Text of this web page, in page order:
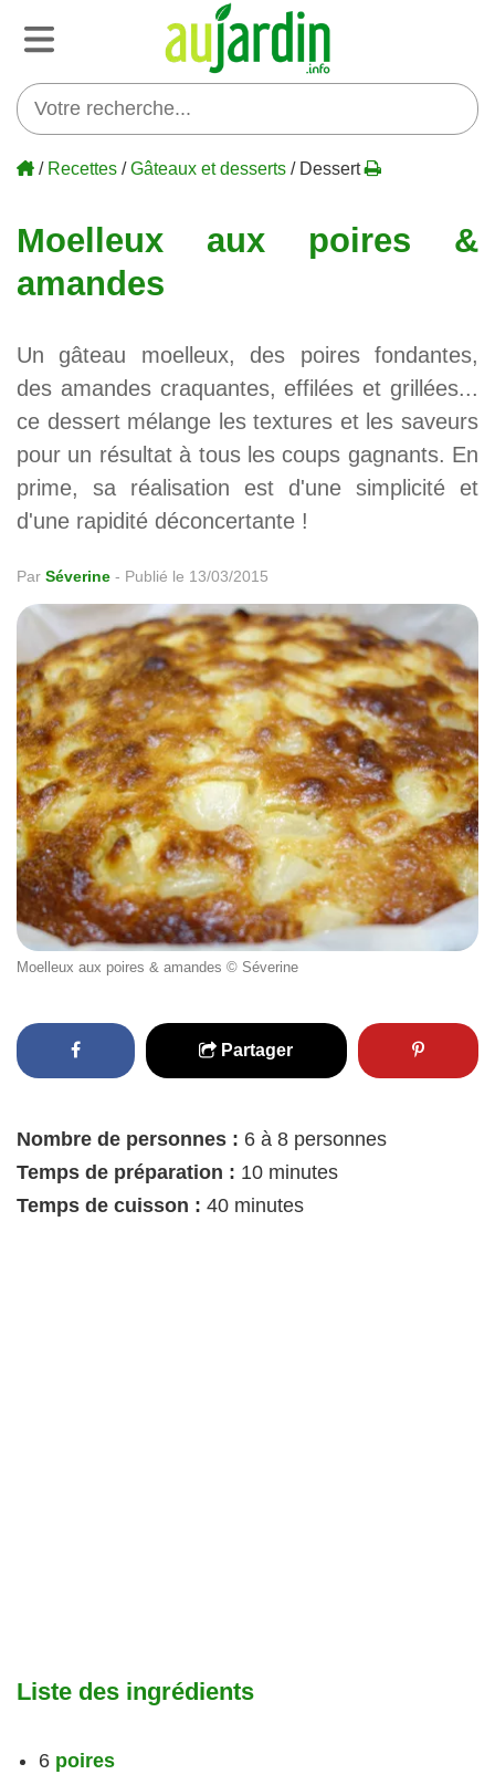
/ Recettes /Gâteaux et desserts / Dessert
Moelleux aux poires &
amandes
Un gâteau moelleux, des poires fondantes,
des amandes craquantes, effilées et grillées...
ce dessert mélange les textures et les saveurs
pour un résultat à tous les coups gagnants. En
prime, sa réalisation est d'une simplicité et
d'une rapidité déconcertante !
Par Séverine - Publié le 13/03/2015
Moelleux aux poires & amandes © Séverine
Partager
Nombre de personnes : 6 à 8 personnes
Temps de préparation : 10 minutes
Temps de cuisson : 40 minutes
Liste des ingrédients
6 poires